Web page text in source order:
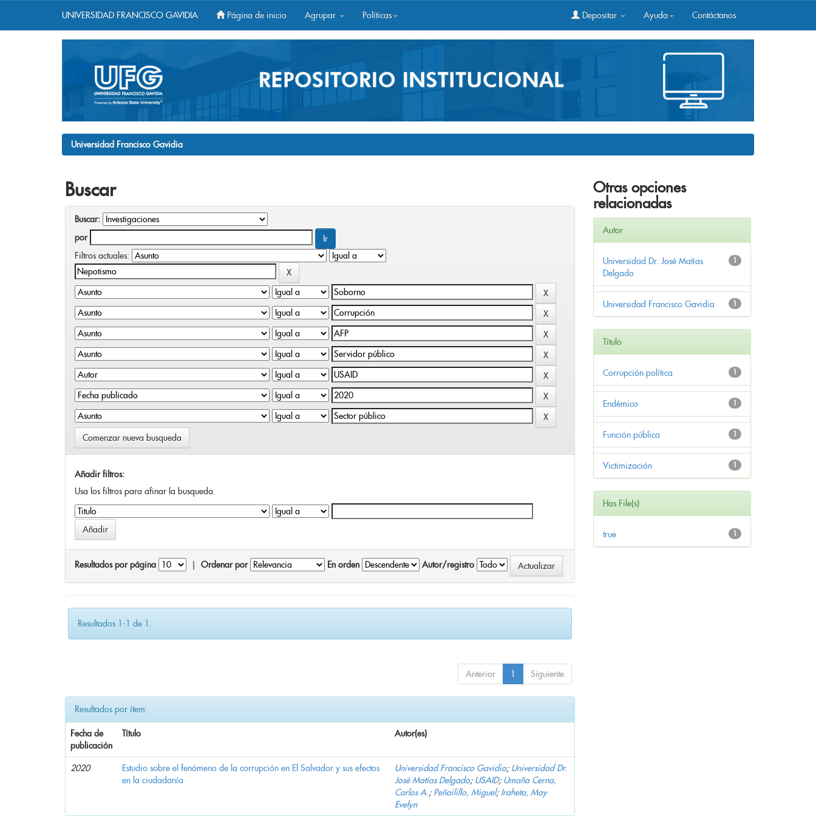
UNIVERSIDAD FRANCISCO GAVIDIA Página de inicio Agrupar Políticas Depositar Ayuda Contáctanos
Universidad Francisco Gavidia
Buscar
Buscar:
por
Filtros actuales:
Comenzar nueva busqueda
Añadir filtros:
Usa los filtros para afinar la busqueda.
Resultados por página Ordenar por En orden Autor/registro
Resultados 1-1 de 1.
Anterior 1 Siguiente
Resultados por ítem:
Fecha de
publicación
Título Autor(es)
2020
Estudio sobre el fenómeno de la corrupción en El Salvador y sus efectos
en la ciudadanía
Universidad Francisco Gavidia; Universidad Dr.
José Matías Delgado; USAID; Umaña Cerna,
Carlos A.; Peñailillo, Miguel; Iraheta, May
Evelyn
Otras opciones
relacionadas
Autor
1
Universidad Dr. José Matías
Delgado
1
Universidad Francisco Gavidia
Título
1
Corrupción política
1
Endémico
1
Función pública
1
Victimización
Has File(s)
1
true